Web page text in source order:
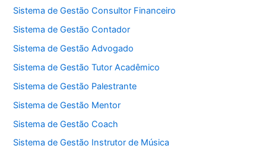
Sistema de Gestão Consultor Financeiro
Sistema de Gestão Contador
Sistema de Gestão Advogado
Sistema de Gestão Tutor Acadêmico
Sistema de Gestão Palestrante
Sistema de Gestão Mentor
Sistema de Gestão Coach
Sistema de Gestão Instrutor de Música